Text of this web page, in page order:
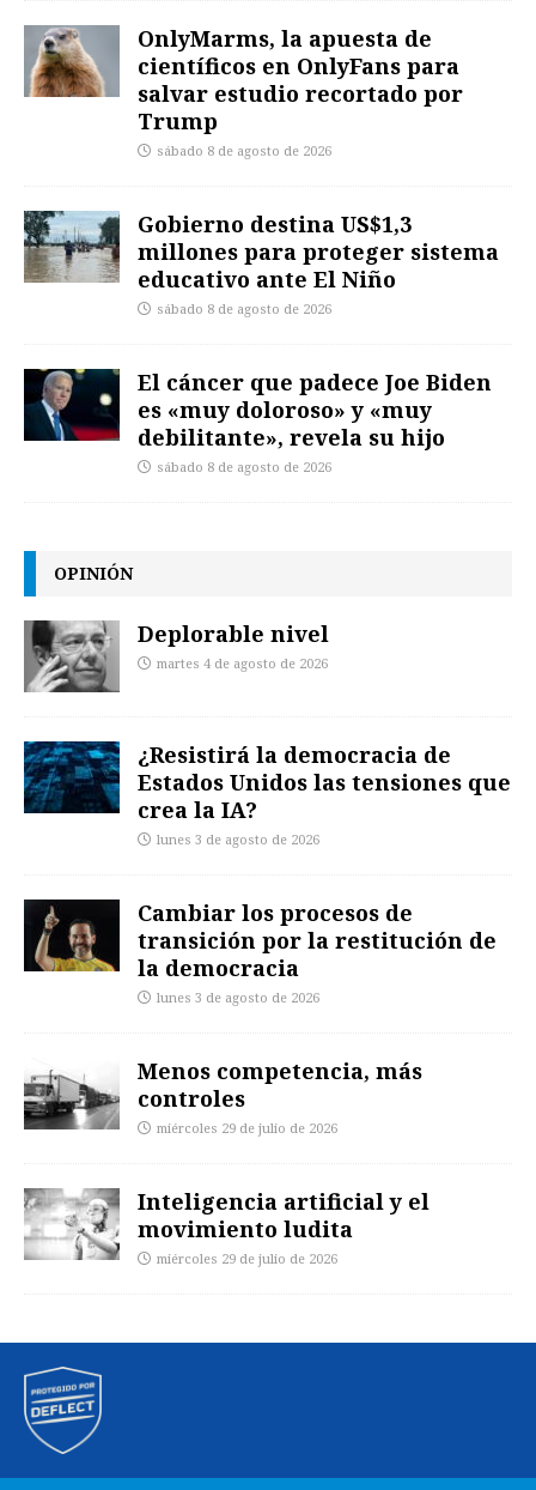
OnlyMarms, la apuesta de
científicos en OnlyFans para
salvar estudio recortado por
Trump
sábado 8 de agosto de 2026
Gobierno destina US$1,3
millones para proteger sistema
educativo ante El Niño
sábado 8 de agosto de 2026
El cáncer que padece Joe Biden
es «muy doloroso» y «muy
debilitante», revela su hijo
sábado 8 de agosto de 2026
OPINIÓN
Deplorable nivel
martes 4 de agosto de 2026
¿Resistirá la democracia de
Estados Unidos las tensiones que
crea la IA?
lunes 3 de agosto de 2026
Cambiar los procesos de
transición por la restitución de
la democracia
lunes 3 de agosto de 2026
Menos competencia, más
controles
miércoles 29 de julio de 2026
Inteligencia artificial y el
movimiento ludita
miércoles 29 de julio de 2026